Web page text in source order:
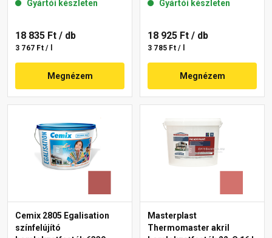
Gyártói készleten
18 835 Ft / db
3 767 Ft / l
Megnézem
Gyártói készleten
18 925 Ft / db
3 785 Ft / l
Megnézem
Cemix 2805 Egalisation
színfelújító
Masterplast
Thermomaster akril